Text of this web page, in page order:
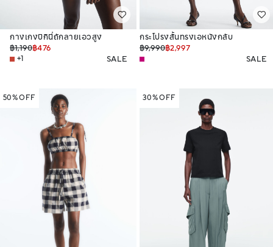
กางเกงบิกินี่ถักลายเอวสูง
฿1,190฿476
+1 SALE
กระโปรงสั้นทรงเอหนังกลับ
฿9,990฿2,997
SALE
50% OFF 30% OFF